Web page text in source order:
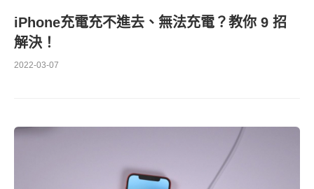
iPhone充電充不進去、無法充電？教你 9 招
解決！
2022-03-07